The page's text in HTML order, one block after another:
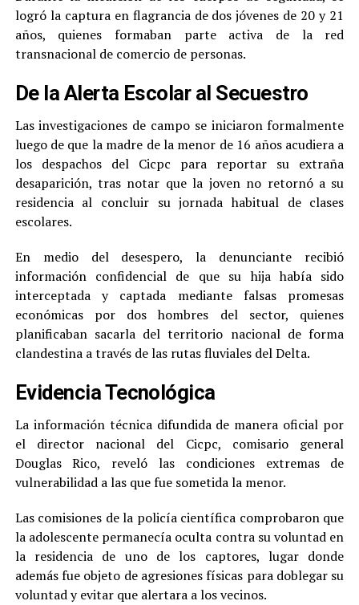
logró la captura en flagrancia de dos jóvenes de 20 y 21
años, quienes formaban parte activa de la red
transnacional de comercio de personas.
De la Alerta Escolar al Secuestro
Las investigaciones de campo se iniciaron formalmente
luego de que la madre de la menor de 16 años acudiera a
los despachos del Cicpc para reportar su extraña
desaparición, tras notar que la joven no retornó a su
residencia al concluir su jornada habitual de clases
escolares.
En medio del desespero, la denunciante recibió
información confidencial de que su hija había sido
interceptada y captada mediante falsas promesas
económicas por dos hombres del sector, quienes
planificaban sacarla del territorio nacional de forma
clandestina a través de las rutas fluviales del Delta.
Evidencia Tecnológica
La información técnica difundida de manera oficial por
el director nacional del Cicpc, comisario general
Douglas Rico, reveló las condiciones extremas de
vulnerabilidad a las que fue sometida la menor.
Las comisiones de la policía científica comprobaron que
la adolescente permanecía oculta contra su voluntad en
la residencia de uno de los captores, lugar donde
además fue objeto de agresiones físicas para doblegar su
voluntad y evitar que alertara a los vecinos.